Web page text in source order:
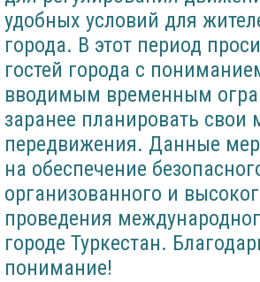
удобных условий для
города. В этот период
гостей города с
вводимым временным
заранее планировать свои
передвижения. Данные
на обеспечение
организованного и
проведения
городе Туркестан.
понимание!